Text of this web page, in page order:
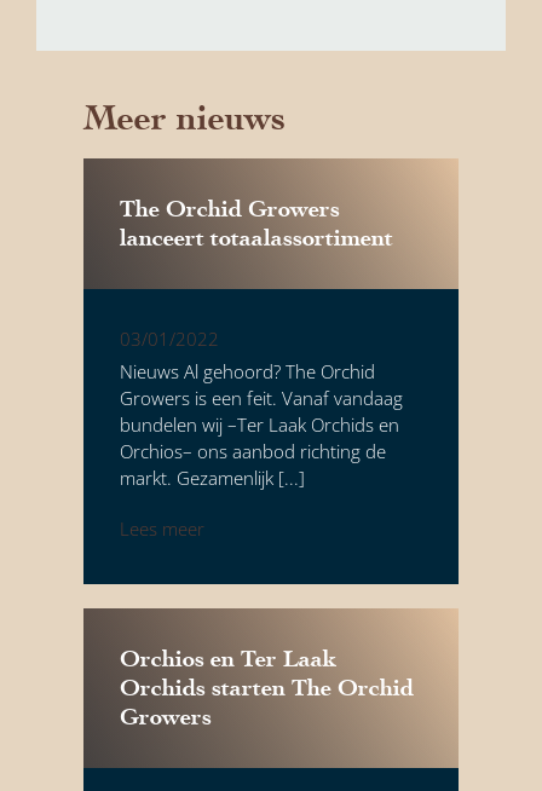
Meer nieuws
The Orchid Growers
lanceert totaalassortiment
03/01/2022
Nieuws Al gehoord? The Orchid
Growers is een feit. Vanaf vandaag
bundelen wij –Ter Laak Orchids en
Orchios– ons aanbod richting de
markt. Gezamenlijk [...]
Lees meer
Orchios en Ter Laak
Orchids starten The Orchid
Growers
Onze services
Onze kwekers
Over ons